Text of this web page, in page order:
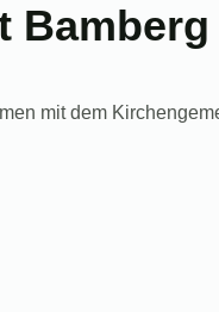
Bamberg
mit dem